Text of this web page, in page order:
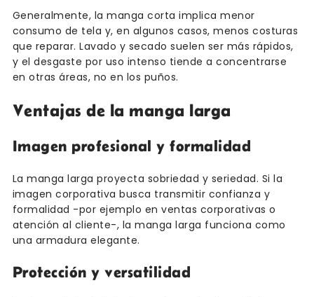
Generalmente, la manga corta implica menor
consumo de tela y, en algunos casos, menos costuras
que reparar. Lavado y secado suelen ser más rápidos,
y el desgaste por uso intenso tiende a concentrarse
en otras áreas, no en los puños.
Ventajas de la manga larga
Imagen profesional y formalidad
La manga larga proyecta sobriedad y seriedad. Si la
imagen corporativa busca transmitir confianza y
formalidad -por ejemplo en ventas corporativas o
atención al cliente-, la manga larga funciona como
una armadura elegante.
Protección y versatilidad